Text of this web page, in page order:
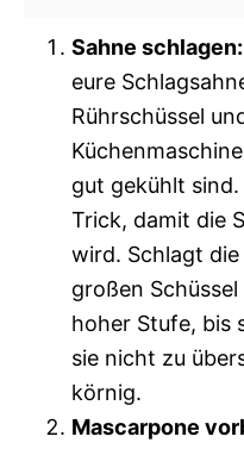
Sahne schlagen:
eure
Rührschüssel
gut gekühlt
Trick, damit die
wird. Schlagt
großen
hoher Stufe, bis
sie nicht zu
körnig.
Mascarpone